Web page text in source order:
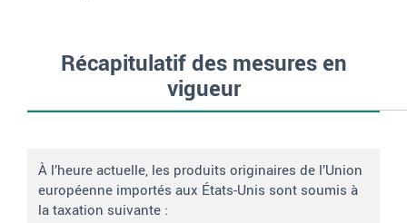
Récapitulatif des mesures en
vigueur
À l’heure actuelle, les produits originaires de l’Union
européenne importés aux États-Unis sont soumis à
la taxation suivante :